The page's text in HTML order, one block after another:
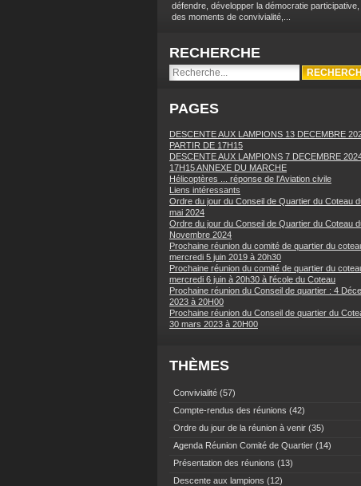
défendre, développer la démocratie
des moments de convivialité,...
RECHERCHE
PAGES
DESCENTE AUX LAMPIONS 13 DECEMBRE
PARTIR DE 17H15
DESCENTE AUX LAMPIONS 7 DECEMBRE
17H15 ANNEXE DU MARCHE
Hélicoptères ... réponse de l'Aviation civile
Liens intéressants
Ordre du jour du Conseil de Quartier du Coteau
mai 2024
Ordre du jour du Conseil de Quartier du Coteau
Novembre 2024
Prochaine réunion du comité de quartier du
mercredi 5 juin 2019 à 20h30
Prochaine réunion du comité de quartier du
mercredi 6 juin à 20h30 à l'école du Coteau
Prochaine réunion du Conseil de quartier : 4
2023 à 20H00
Prochaine réunion du Conseil de quartier du
30 mars 2023 à 20H00
THÈMES
Convivialité (57)
Compte-rendus des réunions (42)
Ordre du jour de la réunion à venir (35)
Agenda Réunion Comité de Quartier (14)
Présentation des réunions (13)
Descente aux lampions (12)